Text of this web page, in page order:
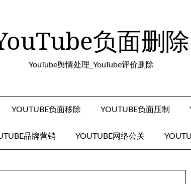
负面删除
YouTube舆情处理_YouTube评价删除
YOUTUBE负面移除 YOUTUBE负面压制
品牌营销 YOUTUBE网络公关